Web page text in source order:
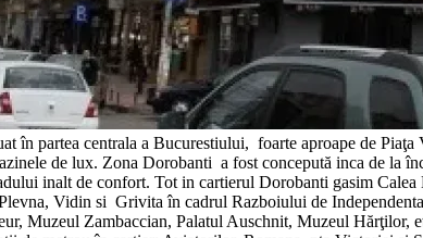
în partea centrala a Bucurestiului, foarte aproape de
de lux. Zona Dorobanti a fost concepută inca de la
inalt de confort. Tot in cartierul Dorobanti gasim
Vidin si Grivita în cadrul Razboiului de
Muzeul Zambaccian, Palatul Auschnit, Muzeul Hărţilor,